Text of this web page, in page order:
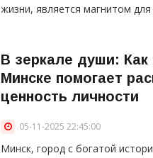
жизни, является магнитом для
В зеркале души: Как
Минске помогает
ценность личности
05-11-2025 22:45:00
Минск, город с богатой